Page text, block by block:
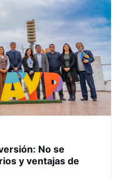
No se
y ventajas de